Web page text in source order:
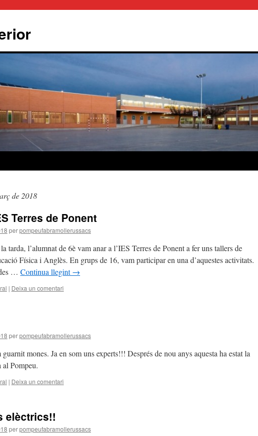
de 2018
Terres de Ponent
perpompeufabramollerussacs
tarda, l’alumnat de 6è vam anar a l’IES Terres de Ponent a fer uns tallers de
Física i Anglès. En grups de 16, vam participar en una d’aquestes activitats.
… Continua llegint→
| Deixa un comentari
perpompeufabramollerussacs
mones. Ja en som uns experts!!! Després de nou anys aquesta ha estat la
Pompeu.
| Deixa un comentari
elèctrics!!
perpompeufabramollerussacs